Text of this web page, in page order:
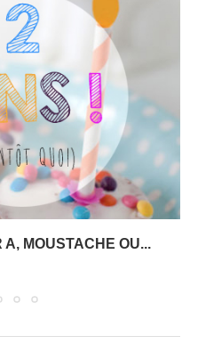
A, MOUSTACHE OU...